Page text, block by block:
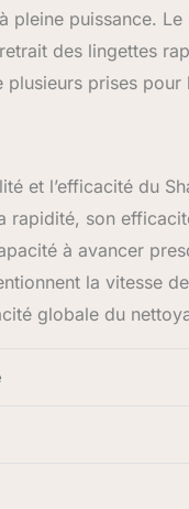
pleine puissance.
des lingettes
plusieurs prises
et l’efficacité du
son
à avancer
la vitesse
globale du